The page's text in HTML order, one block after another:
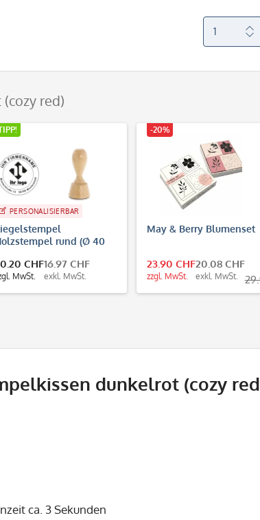
red)
PERSONALISIERBAR
rund (Ø 40
CHF
MwSt.
16.97 CHF
exkl. MwSt.
-20%
May & Berry Blumenset
23.90 CHF
zzgl. MwSt.
20.08 CHF
exkl. MwSt.
dunkelrot (cozy
ca. 3 Sekunden